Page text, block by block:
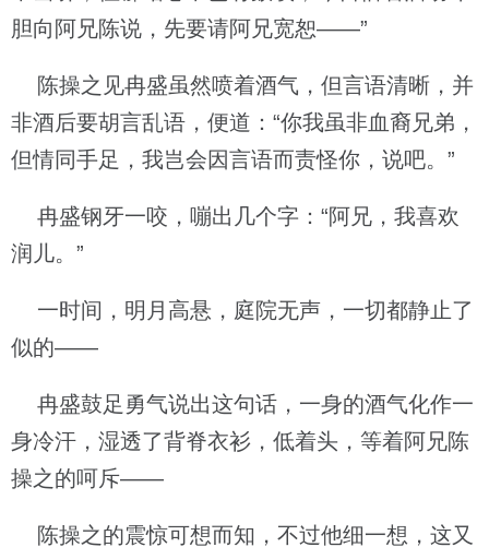
胆向阿兄陈说，先要请阿兄宽恕——”
陈操之见冉盛虽然喷着酒气，但言语清晰，并
非酒后要胡言乱语，便道：“你我虽非血裔兄弟，
但情同手足，我岂会因言语而责怪你，说吧。”
冉盛钢牙一咬，嘣出几个字：“阿兄，我喜欢
润儿。”
一时间，明月高悬，庭院无声，一切都静止了
似的——
冉盛鼓足勇气说出这句话，一身的酒气化作一
身冷汗，湿透了背脊衣衫，低着头，等着阿兄陈
操之的呵斥——
陈操之的震惊可想而知，不过他细一想，这又